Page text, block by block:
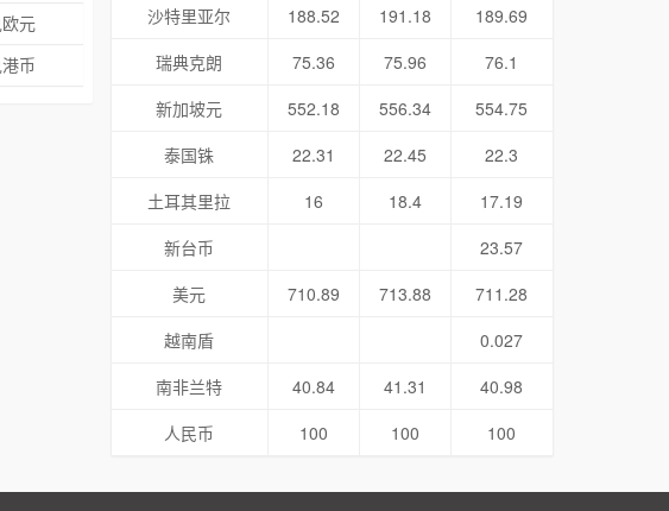
元
币
沙特里亚尔
188.52 191.18
189.69
瑞典克朗
75.36 75.96
76.1
新加坡元
552.18 556.34
554.75
泰国铢
22.31 22.45
22.3
土耳其里拉
16 18.4
17.19
新台币
23.57
美元
710.89 713.88
711.28
越南盾
0.027
南非兰特
40.84 41.31
40.98
人民币
100 100 100